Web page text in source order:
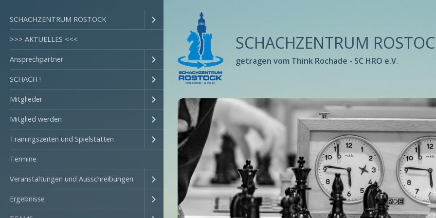
SCHACHZENTRUM ROSTOCK
>>> AKTUELLES <<<
Ansprechpartner
SCHACH !
Mitglieder
Mitglied werden
Trainingszeiten und Spielstätten
Termine
Veranstaltungen und Ausschreibungen
Ergebnisse
SCHACHZENTRUM
getragen vom Think Rochade - SC HRO e.V.